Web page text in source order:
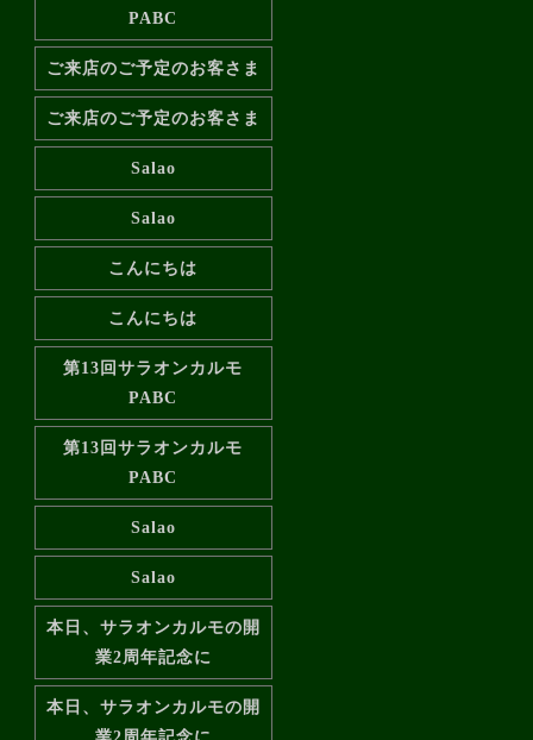
PABC
ご来店のご予定のお客さま
ご来店のご予定のお客さま
Salao
Salao
こんにちは
こんにちは
第13回サラオンカルモ
PABC
第13回サラオンカルモ
PABC
Salao
Salao
本日、サラオンカルモの開
業2周年記念に
本日、サラオンカルモの開